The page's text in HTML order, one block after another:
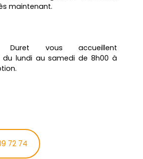
maintenant.
Duret vous accueillent
du lundi au samedi de 8h00 à
72 74